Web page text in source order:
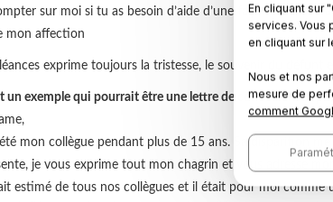
sur moi si tu as besoin d’aide d’une façon ou d’une
mon affection
exprime toujours la tristesse, le souvenir du défunt
un exemple qui pourrait être une lettre de condoléances
mon collègue pendant plus de 15 ans. Sa disparition
je vous exprime tout mon chagrin et vous adresse
estimé de tous nos collègues et il était pour moi comme
En cliquant sur
services. Vous
en cliquant sur
Nous et nos
mesure de
comment